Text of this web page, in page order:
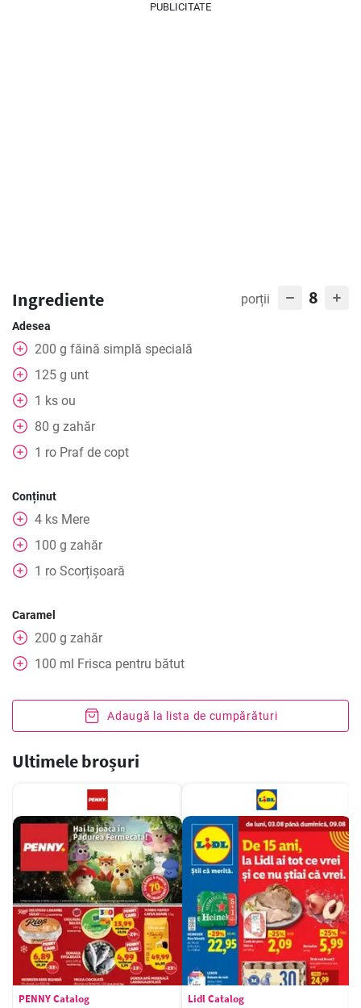
PUBLICITATE
Ingrediente porții 8
Adesea
200 g făină simplă specială
125 g unt
1 ks ou
80 g zahăr
1 ro Praf de copt
Conținut
4 ks Mere
100 g zahăr
1 ro Scorțișoară
Caramel
200 g zahăr
100 ml Frisca pentru bătut
Adaugă la lista de cumpărături
Ultimele broșuri
PENNY Catalog Lidl Catalog